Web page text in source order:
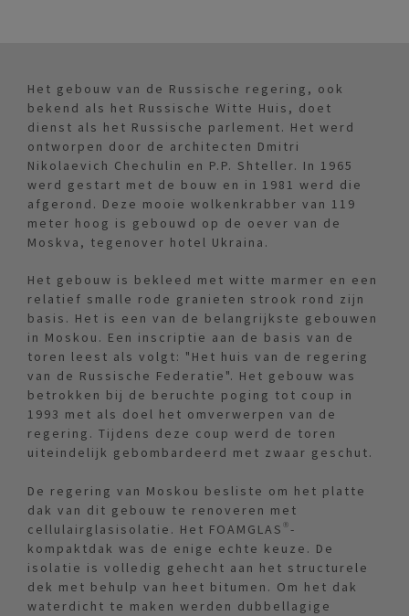
Het gebouw van de Russische regering, ook
bekend als het Russische Witte Huis, doet
dienst als het Russische parlement. Het werd
ontworpen door de architecten Dmitri
Nikolaevich Chechulin en P.P. Shteller. In 1965
werd gestart met de bouw en in 1981 werd die
afgerond. Deze mooie wolkenkrabber van 119
meter hoog is gebouwd op de oever van de
Moskva, tegenover hotel Ukraina.
Het gebouw is bekleed met witte marmer en een
relatief smalle rode granieten strook rond zijn
basis. Het is een van de belangrijkste gebouwen
in Moskou. Een inscriptie aan de basis van de
toren leest als volgt: "Het huis van de regering
van de Russische Federatie". Het gebouw was
betrokken bij de beruchte poging tot coup in
1993 met als doel het omverwerpen van de
regering. Tijdens deze coup werd de toren
uiteindelijk gebombardeerd met zwaar geschut.
De regering van Moskou besliste om het platte
dak van dit gebouw te renoveren met
cellulairglasisolatie. Het FOAMGLAS®-
kompaktdak was de enige echte keuze. De
isolatie is volledig gehecht aan het structurele
dek met behulp van heet bitumen. Om het dak
waterdicht te maken werden dubbellagige